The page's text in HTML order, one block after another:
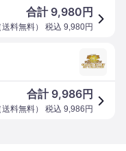
合計 9,980 円
送料無料） 税込 9,980円
合計 9,986円
送料無料） 税込 9,986 円